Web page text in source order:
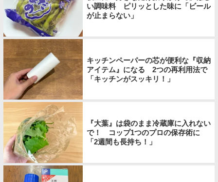
い調味料 ピリッとした味に「ビール
が止まらない」
キッチンペーパーの芯が便利な『収納
アイテム』になる 2つの再利用法で
「キッチンがスッキリ！」
『大葉』は袋のまま冷蔵庫に入れない
で！ コップ1つのプロの保存術に
「2週間も長持ち！」